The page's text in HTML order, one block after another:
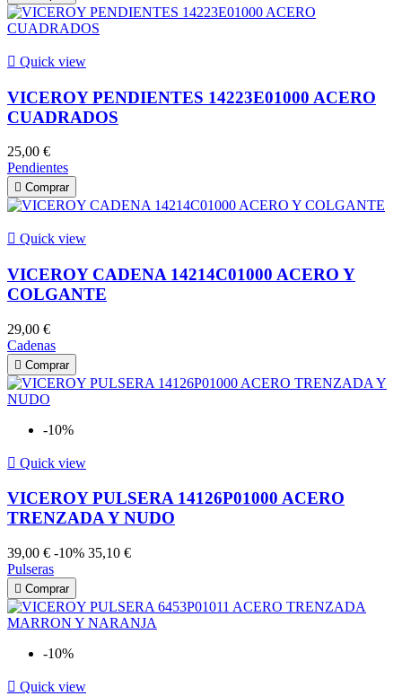
 Quick view
VICEROY PENDIENTES 14223E01000 ACERO
CUADRADOS
25,00 €
Pendientes
 Comprar
 Quick view
VICEROY CADENA 14214C01000 ACERO Y
COLGANTE
29,00 €
Cadenas
 Comprar
-10%
 Quick view
VICEROY PULSERA 14126P01000 ACERO
TRENZADA Y NUDO
39,00 € -10% 35,10 €
Pulseras
 Comprar
-10%
 Quick view